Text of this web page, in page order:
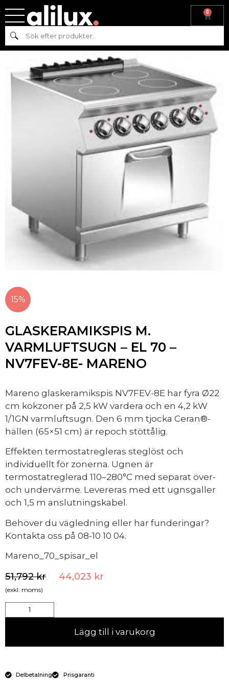
0
Sök
Hem
VARMLUFTSUGN – EL 70 – NV7FEV-8E- MARENO
15%
GLASKERAMIKSPIS M.
VARMLUFTSUGN – EL 70 –
NV7FEV-8E- MARENO
Mareno glaskeramikspis NV7FEV-8E har fyra Ø22
cm kokzoner på 2,5 kW vardera och en 4,2 kW
1/1GN varmluftsugn. Den 6 mm tjocka Ceran®-
hällen (65×51 cm) är repoch stöttålig.
Effekten termostatregleras steglöst och
individuellt för zonerna. Ugnen är
termostatreglerad 110–280°C med separat över-
och undervärme. Levereras med ett ugnsgaller
och 1,5 m anslutningskabel.
Behöver du vägledning eller har funderingar?
Kontakta oss på 08-10 10 04.
Mareno_70_spisar_el
51,792kr 44,023 kr
(exkl. moms)
Lägg till i varukorg
Delbetalning Prisgaranti